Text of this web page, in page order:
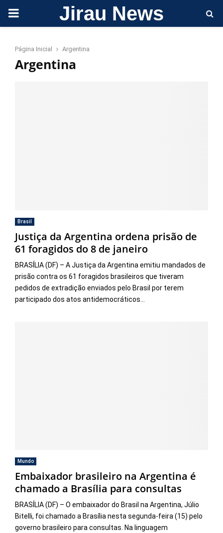
PRIMARY Jirau News
Página Inicial Argentina
Argentina
Brasil
Justiça da Argentina ordena prisão de
61 foragidos do 8 de janeiro
BRASÍLIA (DF) – A Justiça da Argentina emitiu mandados de
prisão contra os 61 foragidos brasileiros que tiveram
pedidos de extradição enviados pelo Brasil por terem
participado dos atos antidemocráticos...
Mundo
Embaixador brasileiro na Argentina é
chamado a Brasília para consultas
BRASÍLIA (DF) – O embaixador do Brasil na Argentina, Júlio
Bitelli, foi chamado a Brasília nesta segunda-feira (15) pelo
governo brasileiro para consultas. Na linguagem